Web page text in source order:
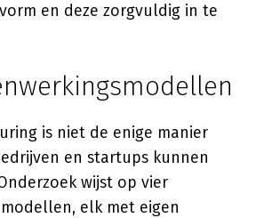
en deze zorgvuldig in te
is niet de enige manier
en startups kunnen
wijst op vier
elk met eigen